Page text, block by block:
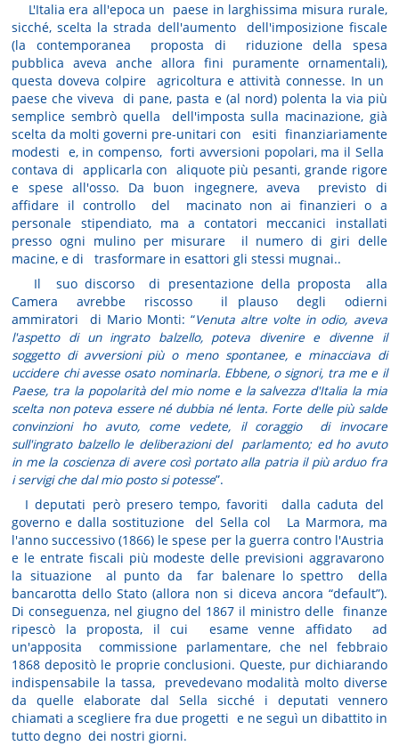
L'Italia era all'epoca un paese in larghissima misura rurale,
sicché, scelta la strada dell'aumento dell'imposizione fiscale
(la contemporanea proposta di riduzione della spesa
pubblica aveva anche allora fini puramente ornamentali),
questa doveva colpire agricoltura e attività connesse. In un
paese che viveva di pane, pasta e (al nord) polenta la via più
semplice sembrò quella dell'imposta sulla macinazione, già
scelta da molti governi pre-unitari con esiti finanziariamente
modesti e, in compenso, forti avversioni popolari, ma il Sella
contava di applicarla con aliquote più pesanti, grande rigore
e spese all'osso. Da buon ingegnere, aveva previsto di
affidare il controllo del macinato non ai finanzieri o a
personale stipendiato, ma a contatori meccanici installati
presso ogni mulino per misurare il numero di giri delle
macine, e di trasformare in esattori gli stessi mugnai..
Il suo discorso di presentazione della proposta alla
Camera avrebbe riscosso il plauso degli odierni
ammiratori di Mario Monti: “Venuta altre volte in odio, aveva
l'aspetto di un ingrato balzello, poteva divenire e divenne il
soggetto di avversioni più o meno spontanee, e minacciava di
uccidere chi avesse osato nominarla. Ebbene, o signori, tra me e il
Paese, tra la popolarità del mio nome e la salvezza d'Italia la mia
scelta non poteva essere né dubbia né lenta. Forte delle più salde
convinzioni ho avuto, come vedete, il coraggio di invocare
sull'ingrato balzello le deliberazioni del parlamento; ed ho avuto
in me la coscienza di avere così portato alla patria il più arduo fra
i servigi che dal mio posto si potesse”.
I deputati però presero tempo, favoriti dalla caduta del
governo e dalla sostituzione del Sella col La Marmora, ma
l'anno successivo (1866) le spese per la guerra contro l'Austria
e le entrate fiscali più modeste delle previsioni aggravarono
la situazione al punto da far balenare lo spettro della
bancarotta dello Stato (allora non si diceva ancora “default”).
Di conseguenza, nel giugno del 1867 il ministro delle finanze
ripescò la proposta, il cui esame venne affidato ad
un'apposita commissione parlamentare, che nel febbraio
1868 depositò le proprie conclusioni. Queste, pur dichiarando
indispensabile la tassa, prevedevano modalità molto diverse
da quelle elaborate dal Sella sicché i deputati vennero
chiamati a scegliere fra due progetti e ne seguì un dibattito in
tutto degno dei nostri giorni.